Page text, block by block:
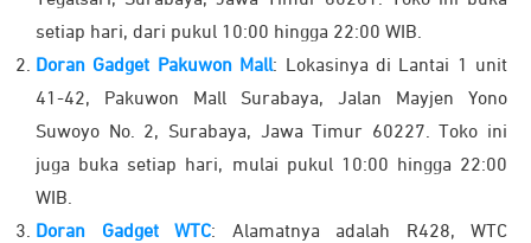
setiap hari, dari pukul 10:00 hingga 22:00 WIB.
Doran Gadget Pakuwon Mall: Lokasinya di Lantai 1 unit
41-42, Pakuwon Mall Surabaya, Jalan Mayjen Yono
Suwoyo No. 2, Surabaya, Jawa Timur 60227. Toko ini
juga buka setiap hari, mulai pukul 10:00 hingga 22:00
WIB.
Doran Gadget WTC: Alamatnya adalah R428, WTC